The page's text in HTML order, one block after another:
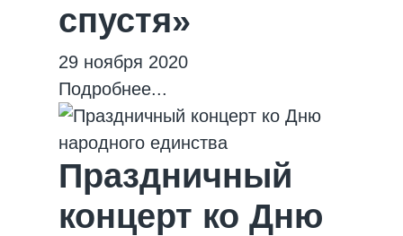
спустя»
29 ноября 2020
Подробнее...
Праздничный
концерт ко Дню